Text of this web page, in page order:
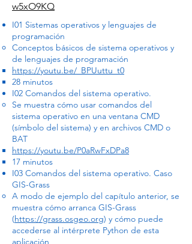
w5xO9KQ
I01 Sistemas operativos y lenguajes de
programación
Conceptos básicos de sistema operativos y
de lenguajes de programación
https://youtu.be/_BPUuttu_t0
28 minutos
I02 Comandos del sistema operativo.
Se muestra cómo usar comandos del
sistema operativo en una ventana CMD
(símbolo del sistema) y en archivos CMD o
BAT
https://youtu.be/P0aRwFxDPa8
17 minutos
I03 Comandos del sistema operativo. Caso
GIS-Grass
A modo de ejemplo del capítulo anterior, se
muestra cómo arranca GIS-Grass
(https://grass.osgeo.org) y cómo puede
accederse al intérprete Python de esta
aplicación